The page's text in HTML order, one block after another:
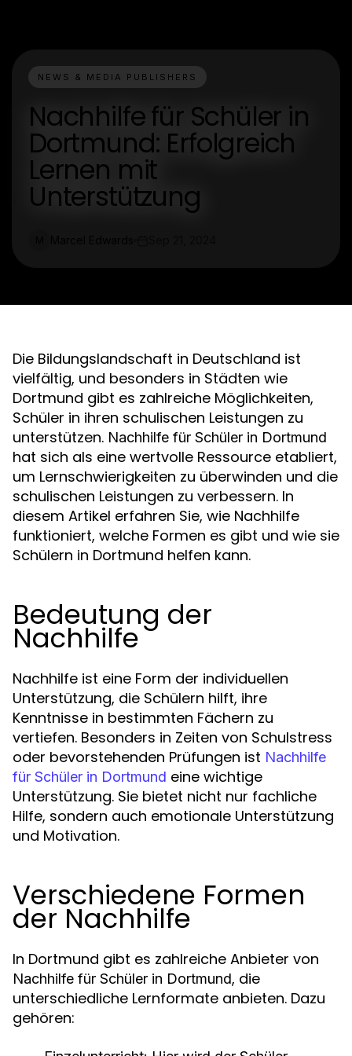
NEWS & MEDIA PUBLISHERS
Nachhilfe für Schüler in
Dortmund: Erfolgreich
Lernen mit
Unterstützung
Die Bildungslandschaft in Deutschland ist
vielfältig, und besonders in Städten wie
Dortmund gibt es zahlreiche Möglichkeiten,
Schüler in ihren schulischen Leistungen zu
unterstützen. Nachhilfe für Schüler in Dortmund
hat sich als eine wertvolle Ressource etabliert,
um Lernschwierigkeiten zu überwinden und die
schulischen Leistungen zu verbessern. In
diesem Artikel erfahren Sie, wie Nachhilfe
funktioniert, welche Formen es gibt und wie sie
Schülern in Dortmund helfen kann.
Bedeutung der
Nachhilfe
Nachhilfe ist eine Form der individuellen
Unterstützung, die Schülern hilft, ihre
Kenntnisse in bestimmten Fächern zu
vertiefen. Besonders in Zeiten von Schulstress
oder bevorstehenden Prüfungen ist Nachhilfe
für Schüler in Dortmund eine wichtige
Unterstützung. Sie bietet nicht nur fachliche
Hilfe, sondern auch emotionale Unterstützung
und Motivation.
Verschiedene Formen
der Nachhilfe
In Dortmund gibt es zahlreiche Anbieter von
Nachhilfe für Schüler in Dortmund, die
unterschiedliche Lernformate anbieten. Dazu
gehören: